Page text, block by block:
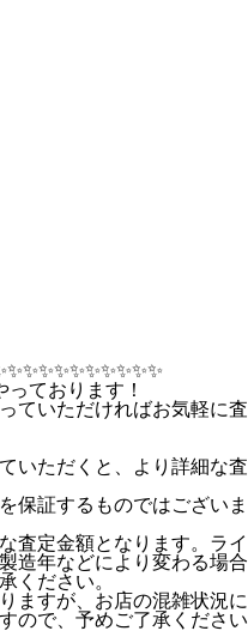
ております！
ていただければお気軽に査
いただくと、より詳細な査
保証するものではございま
査定金額となります。ライ
造年などにより変わる場合
ください。
ますが、お店の混雑状況に
ので、予めご了承ください